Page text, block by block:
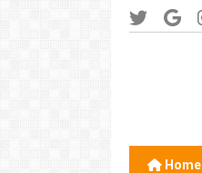
Home